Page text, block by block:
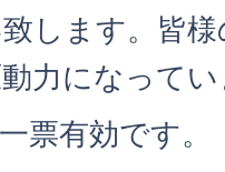
します。皆
力になって
票有効です。